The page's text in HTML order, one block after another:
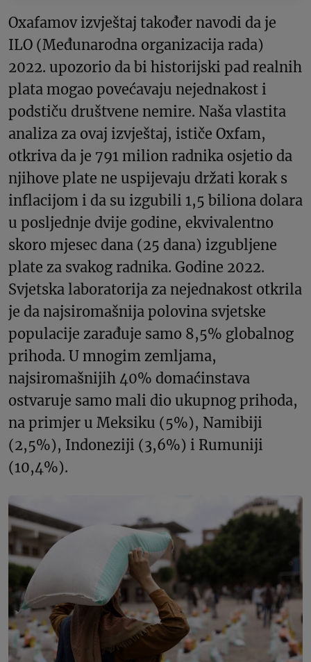
Oxafamov izvještaj također navodi da je
ILO (Međunarodna organizacija rada)
2022. upozorio da bi historijski pad realnih
plata mogao povećavaju nejednakost i
podstiču društvene nemire. Naša vlastita
analiza za ovaj izvještaj, ističe Oxfam,
otkriva da je 791 milion radnika osjetio da
njihove plate ne uspijevaju držati korak s
inflacijom i da su izgubili 1,5 biliona dolara
u posljednje dvije godine, ekvivalentno
skoro mjesec dana (25 dana) izgubljene
plate za svakog radnika. Godine 2022.
Svjetska laboratorija za nejednakost otkrila
je da najsiromašnija polovina svjetske
populacije zarađuje samo 8,5% globalnog
prihoda. U mnogim zemljama,
najsiromašnijih 40% domaćinstava
ostvaruje samo mali dio ukupnog prihoda,
na primjer u Meksiku (5%), Namibiji
(2,5%), Indoneziji (3,6%) i Rumuniji
(10,4%).